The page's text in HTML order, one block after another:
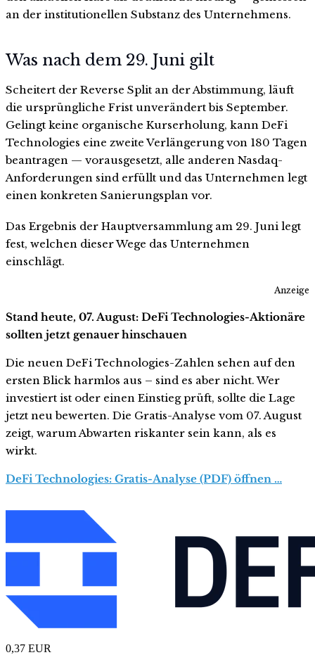
an der institutionellen Substanz des Unternehmens.
Was nach dem 29. Juni gilt
Scheitert der Reverse Split an der Abstimmung, läuft
die ursprüngliche Frist unverändert bis September.
Gelingt keine organische Kurserholung, kann DeFi
Technologies eine zweite Verlängerung von 180 Tagen
beantragen — vorausgesetzt, alle anderen Nasdaq-
Anforderungen sind erfüllt und das Unternehmen legt
einen konkreten Sanierungsplan vor.
Das Ergebnis der Hauptversammlung am 29. Juni legt
fest, welchen dieser Wege das Unternehmen
einschlägt.
Anzeige
Stand heute, 07. August: DeFi Technologies-Aktionäre
sollten jetzt genauer hinschauen
Die neuen DeFi Technologies-Zahlen sehen auf den
ersten Blick harmlos aus – sind es aber nicht. Wer
investiert ist oder einen Einstieg prüft, sollte die Lage
jetzt neu bewerten. Die Gratis-Analyse vom 07. August
zeigt, warum Abwarten riskanter sein kann, als es
wirkt.
DeFi Technologies: Gratis-Analyse (PDF) öffnen …
0,37 EUR